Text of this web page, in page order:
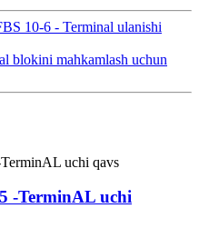
10-6 - Terminal ulanishi
blokini mahkamlash uchun
-TerminAL uchi